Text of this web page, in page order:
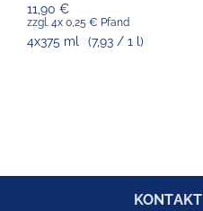
11,90 €
zzgl. 4x 0,25 € Pfand
4x375 ml (7,93 / 1 l)
KONTAKT